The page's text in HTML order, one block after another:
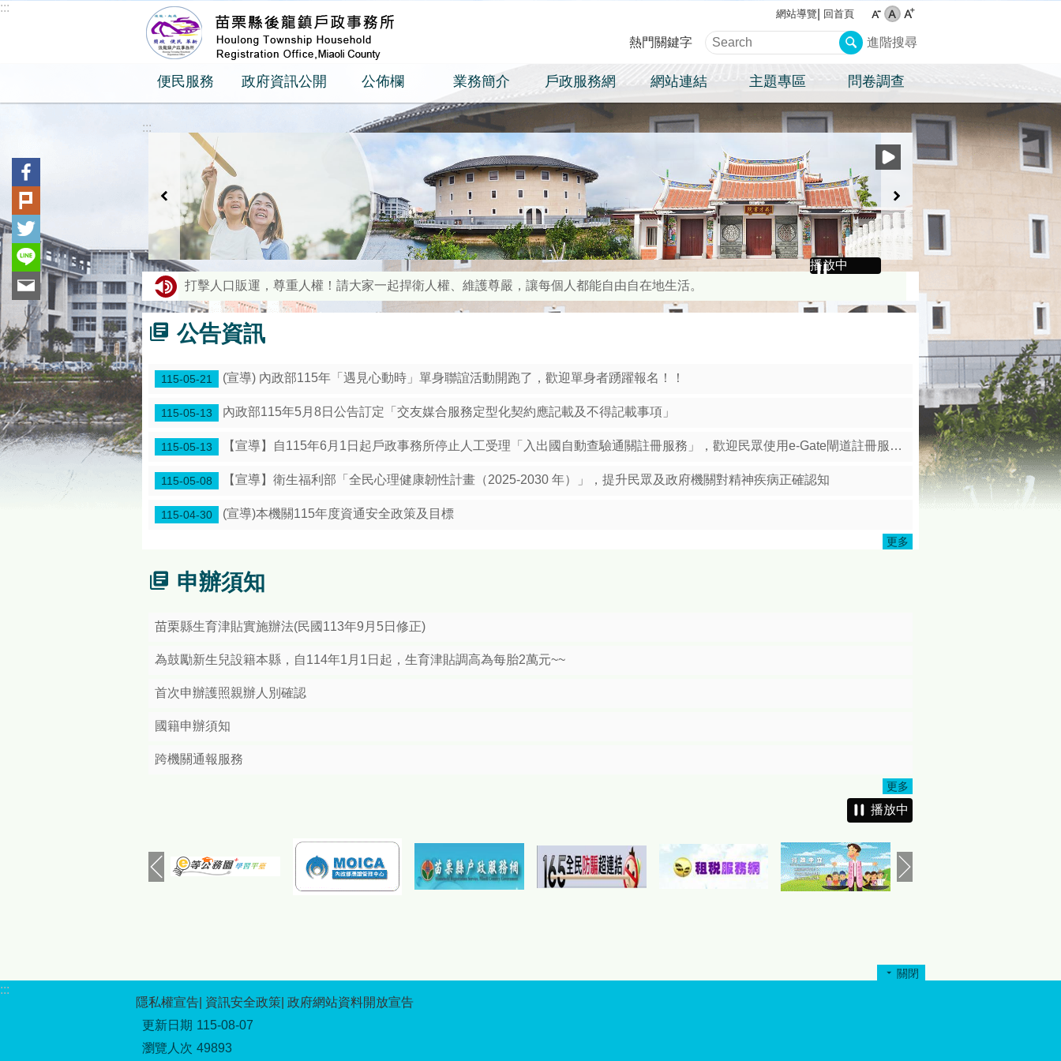
跳到主要內容區塊
::: 網站導覽 回首頁
熱門關鍵字 進階搜尋
便民服務 政府資訊公開 公佈欄 業務簡介 戶政服務網 網站連結 主題專區 問卷調查
:::
播放中
打擊人口販運，尊重人權！請大家一起捍衛人權、維護尊嚴，讓每個人都能自由自在地生活。
拒絕人口販運，守護人權和平。防制人口販運通報專線（02）23883095、110、1955報案電話，苗栗縣政府關心您！
「線上申辦戶籍登記服務」符合線上申辦資格，使用自然人憑證，在家申辦~省時又方便!!!
委託辦理戶政業務，必須備妥由委託人親自簽名蓋章之委託書。
「8月10日14:30至15:00防空演習行網降速演練，請預為因應，詳洽NCC官網」
公告資訊
115-05-21 (宣導) 內政部115年「遇見心動時」單身聯誼活動開跑了，歡迎單身者踴躍報名！！
115-05-13 內政部115年5月8日公告訂定「交友媒合服務定型化契約應記載及不得記載事項」
115-05-13 【宣導】自115年6月1日起戶政事務所停止人工受理「入出國自動查驗通關註冊服務」，歡迎民眾使用e-Gate閘道註冊服務。
115-05-08 【宣導】衛生福利部「全民心理健康韌性計畫（2025-2030 年）」，提升民眾及政府機關對精神疾病正確認知
115-04-30 (宣導)本機關115年度資通安全政策及目標
更多
申辦須知
苗栗縣生育津貼實施辦法(民國113年9月5日修正)
為鼓勵新生兒設籍本縣，自114年1月1日起，生育津貼調高為每胎2萬元~~
首次申辦護照親辦人別確認
國籍申辦須知
跨機關通報服務
更多
播放中
關閉
:::
隱私權宣告 資訊安全政策 政府網站資料開放宣告
更新日期 115-08-07
瀏覽人次 49893